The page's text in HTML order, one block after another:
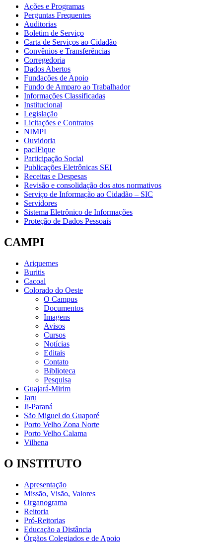
Ações e Programas
Perguntas Frequentes
Auditorias
Boletim de Serviço
Carta de Serviços ao Cidadão
Convênios e Transferências
Corregedoria
Dados Abertos
Fundações de Apoio
Fundo de Amparo ao Trabalhador
Informações Classificadas
Institucional
Legislação
Licitações e Contratos
NIMPI
Ouvidoria
pacIFique
Participação Social
Publicações Eletrônicas SEI
Receitas e Despesas
Revisão e consolidação dos atos normativos
Serviço de Informação ao Cidadão – SIC
Servidores
Sistema Eletrônico de Informações
Proteção de Dados Pessoais
CAMPI
Ariquemes
Buritis
Cacoal
Colorado do Oeste
O Campus
Documentos
Imagens
Avisos
Cursos
Notícias
Editais
Contato
Biblioteca
Pesquisa
Guajará-Mirim
Jaru
Ji-Paraná
São Miguel do Guaporé
Porto Velho Zona Norte
Porto Velho Calama
Vilhena
O INSTITUTO
Apresentação
Missão, Visão, Valores
Organograma
Reitoria
Pró-Reitorias
Educação a Distância
Órgãos Colegiados e de Apoio